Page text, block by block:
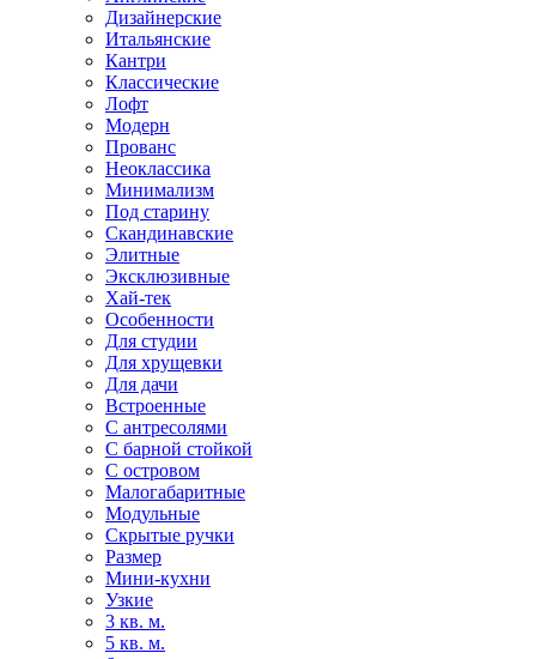
Дизайнерские
Итальянские
Кантри
Классические
Лофт
Модерн
Прованс
Неоклассика
Минимализм
Под старину
Скандинавские
Элитные
Эксклюзивные
Хай-тек
Особенности
Для студии
Для хрущевки
Для дачи
Встроенные
С антресолями
С барной стойкой
С островом
Малогабаритные
Модульные
Скрытые ручки
Размер
Мини-кухни
Узкие
3 кв. м.
5 кв. м.